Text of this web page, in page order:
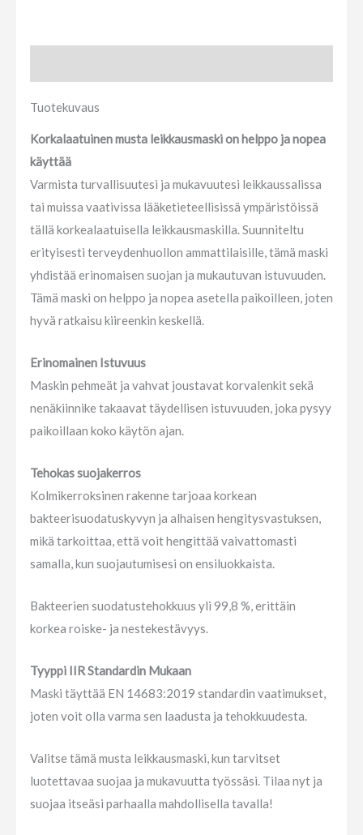
Tuotekuvaus
Korkalaatuinen musta leikkausmaski on helppo ja nopea
käyttää
Varmista turvallisuutesi ja mukavuutesi leikkaussalissa
tai muissa vaativissa lääketieteellisissä ympäristöissä
tällä korkealaatuisella leikkausmaskilla. Suunniteltu
erityisesti terveydenhuollon ammattilaisille, tämä maski
yhdistää erinomaisen suojan ja mukautuvan istuvuuden.
Tämä maski on helppo ja nopea asetella paikoilleen, joten
hyvä ratkaisu kiireenkin keskellä.
Erinomainen Istuvuus
Maskin pehmeät ja vahvat joustavat korvalenkit sekä
nenäkiinnike takaavat täydellisen istuvuuden, joka pysyy
paikoillaan koko käytön ajan.
Tehokas suojakerros
Kolmikerroksinen rakenne tarjoaa korkean
bakteerisuodatuskyvyn ja alhaisen hengitysvastuksen,
mikä tarkoittaa, että voit hengittää vaivattomasti
samalla, kun suojautumisesi on ensiluokkaista.
Bakteerien suodatustehokkuus yli 99,8 %, erittäin
korkea roiske- ja nestekestävyys.
Tyyppi IIR Standardin Mukaan
Maski täyttää EN 14683:2019 standardin vaatimukset,
joten voit olla varma sen laadusta ja tehokkuudesta.
Valitse tämä musta leikkausmaski, kun tarvitset
luotettavaa suojaa ja mukavuutta työssäsi. Tilaa nyt ja
suojaa itseäsi parhaalla mahdollisella tavalla!